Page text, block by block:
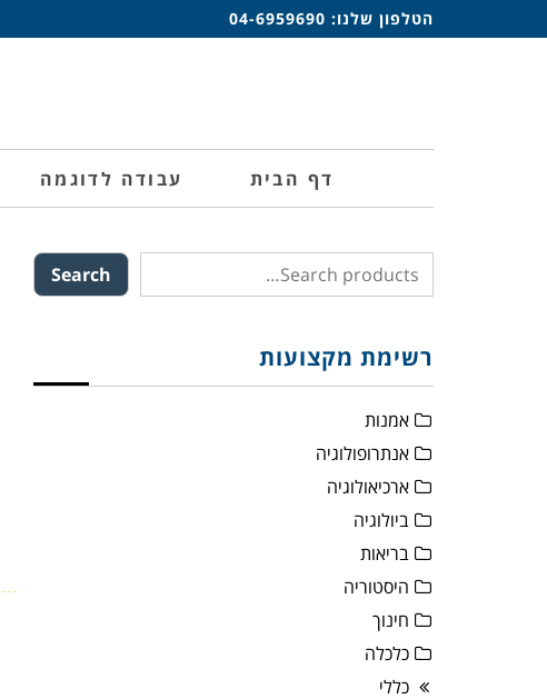
הטלפון שלנו: 04-6959690
דף הבית עבודה לדוגמה
Search
רשימת מקצועות
אמנות
אנתרופולוגיה
ארכיאולוגיה
ביולוגיה
בריאות
היסטוריה
חינוך
כלכלה
כללי